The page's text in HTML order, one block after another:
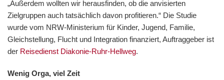
„Außerdem wollten wir herausfinden, ob die anvisierten
Zielgruppen auch tatsächlich davon profitieren.“ Die Studie
wurde vom NRW-Ministerium für Kinder, Jugend, Familie,
Gleichstellung, Flucht und Integration finanziert, Auftraggeber ist
der Reisedienst Diakonie-Ruhr-Hellweg.
Wenig Orga, viel Zeit